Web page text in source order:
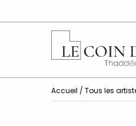
Accueil / Tous les